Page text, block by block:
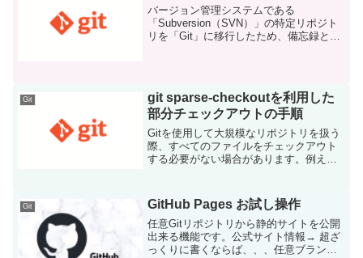
バージョン管理システムである
「Subversion（SVN）」の特定リポジト
リを「Git」に移行したため、備忘録とし
Git
git sparse-checkoutを利用した
部分チェックアウトの手順
Gitを使用して大規模なリポジトリを扱う
際、すべてのファイルをチェックアウト
する必要がない場合があります。例え
トリやファイルだけを取り扱いたいこと
もあるでしょう。そのよ...
Git GitHub Pages お試し操作
任意Gitリポジトリから静的サイトを公開
出来る機能です。公式サイト情報→ 超ざ
っくりに書くならば、、、任意ブランチ